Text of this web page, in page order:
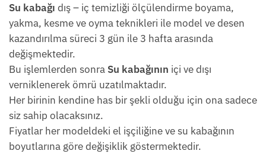
Su kabağı dış – iç temizliği ölçülendirme boyama,
yakma, kesme ve oyma teknikleri ile model ve desen
kazandırılma süreci 3 gün ile 3 hafta arasında
değişmektedir.
Bu işlemlerden sonra Su kabağının içi ve dışı
verniklenerek ömrü uzatılmaktadır.
Her birinin kendine has bir şekli olduğu için ona sadece
siz sahip olacaksınız.
Fiyatlar her modeldeki el işçiliğine ve su kabağının
boyutlarına göre değişiklik göstermektedir.